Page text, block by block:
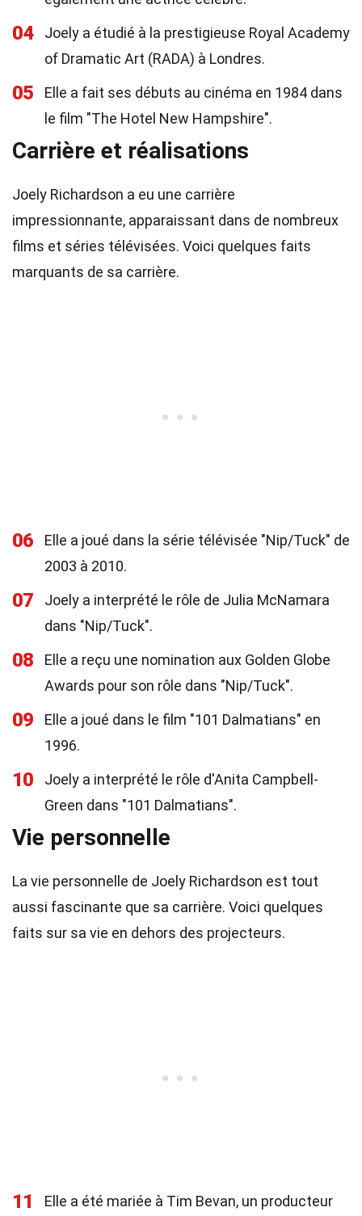
04
Joely a étudié à la prestigieuse Royal Academy
of Dramatic Art (RADA) à Londres.
05
Elle a fait ses débuts au cinéma en 1984 dans
le film "The Hotel New Hampshire".
Carrière et réalisations
Joely Richardson a eu une carrière
impressionnante, apparaissant dans de nombreux
films et séries télévisées. Voici quelques faits
marquants de sa carrière.
06
Elle a joué dans la série télévisée "Nip/Tuck" de
2003 à 2010.
07
Joely a interprété le rôle de Julia McNamara
dans "Nip/Tuck".
08
Elle a reçu une nomination aux Golden Globe
Awards pour son rôle dans "Nip/Tuck".
09
Elle a joué dans le film "101 Dalmatians" en
1996.
10
Joely a interprété le rôle d'Anita Campbell-
Green dans "101 Dalmatians".
Vie personnelle
La vie personnelle de Joely Richardson est tout
aussi fascinante que sa carrière. Voici quelques
faits sur sa vie en dehors des projecteurs.
11 Elle a été mariée à Tim Bevan, un producteur